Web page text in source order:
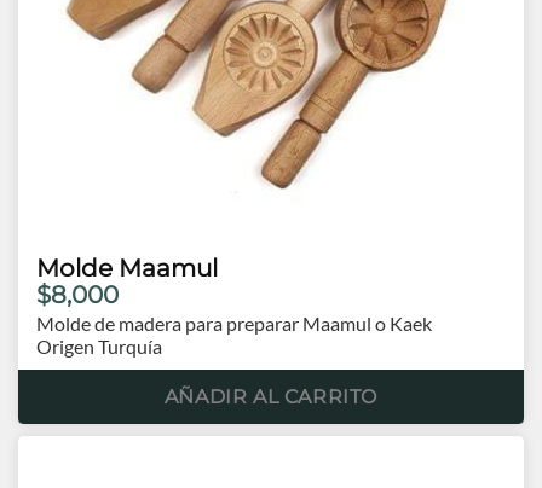
Molde Maamul
$8,000
Molde de madera para preparar Maamul o Kaek
Origen Turquía
AÑADIR AL CARRITO